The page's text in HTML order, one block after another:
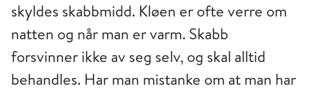
skyldes skabbmidd. Kløen er ofte verre om
natten og når man er varm. Skabb
forsvinner ikke av seg selv, og skal alltid
behandles. Har man mistanke om at man har